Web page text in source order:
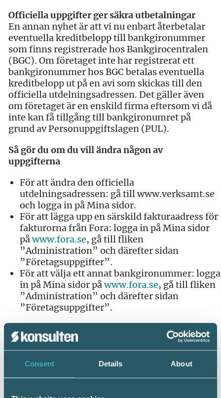
Consent Details About
Officiella uppgifter ger säkra utbetalningar
En annan nyhet är att vi nu enbart återbetalar
eventuella kreditbelopp till bankgironummer
som finns registrerade hos Bankgirocentralen
(BGC). Om företaget inte har registrerat ett
bankgironummer hos BGC betalas eventuella
kreditbelopp ut på en avi som skickas till den
officiella utdelningsadressen. Det gäller även
om företaget är en enskild firma eftersom vi då
inte kan få tillgång till bankgironumret på
grund av Personuppgiftslagen (PUL).
Så gör du om du vill ändra någon av
uppgifterna
För att ändra den officiella
utdelningsadressen: gå till www.verksamt.se
och logga in på Mina sidor.
För att lägga upp en särskild fakturaadress för
fakturorna från Fora: logga in på Mina sidor
påwww.fora.se, gå till fliken
”Administration” och därefter sidan
”Företagsuppgifter”.
För att välja ett annat bankgironummer: logga
in på Mina sidor påwww.fora.se, gå till fliken
”Administration” och därefter sidan
”Företagsuppgifter”.
Se och ladda ner de senaste fakturorna på
Mina sidor
filer på de senaste fakturorna från Fora. Fora
inför tjänsten från och med fakturan som